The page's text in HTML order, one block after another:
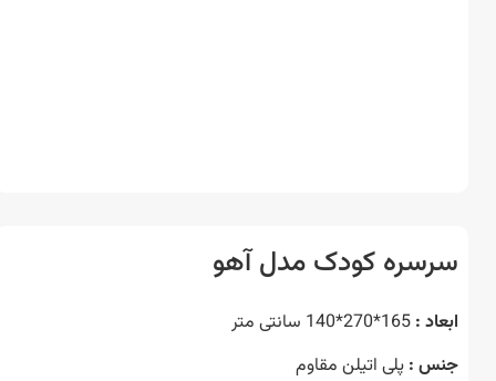
کودک مدل آهو
پلی اتیلن مقاوم